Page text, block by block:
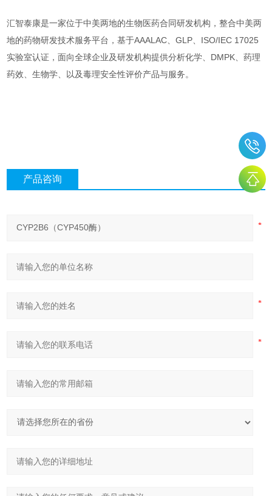
汇智泰康是一家位于中美两地的生物医药合同研发机构，整合中美两
地的药物研发技术服务平台，基于AAALAC、GLP、ISO/IEC 17025
实验室认证，面向全球企业及研发机构提供分析化学、DMPK、药理
药效、生物学、以及毒理安全性评价产品与服务。
产品咨询